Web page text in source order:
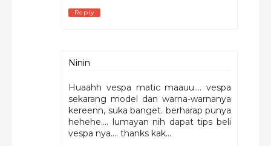
Reply
Ninin
Huaahh vespa matic maauu.... vespa
sekarang model dan warna-warnanya
kereenn, suka banget. berharap punya
hehehe.... lumayan nih dapat tips beli
vespa nya.... thanks kak...